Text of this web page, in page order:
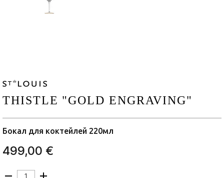
THISTLE "GOLD ENGRAVING"
Бокал для коктейлей 220мл
499,00 €